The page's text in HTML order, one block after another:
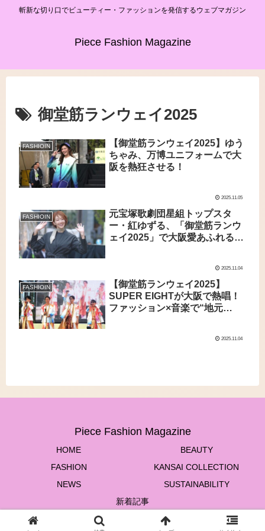
斬新な切り口でビューティー・ファッションを発信するウェブマガジン
Piece Fashion Magazine
御堂筋ランウェイ2025
FASHIOIN
【御堂筋ランウェイ2025】ゆう
ちゃみ、万博ユニフォームで大
阪を熱狂させる！
2025.11.05
FASHIOIN
元宝塚歌劇団星組トップスタ
ー・紅ゆずる、「御堂筋ランウ
ェイ2025」で大阪愛あふれるラ
2025.11.04
FASHIOIN
【御堂筋ランウェイ2025】
SUPER EIGHTが大阪で熱唱！
ファッション×音楽で“地元
2025.11.04
Piece Fashion Magazine
HOME
BEAUTY
FASHION
KANSAI COLLECTION
NEWS
SUSTAINABILITY
新着記事
© 2022 Piece Fashion Magazine.